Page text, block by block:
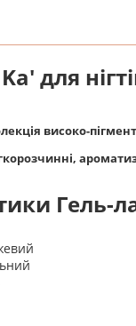
для
високо-
Гель-